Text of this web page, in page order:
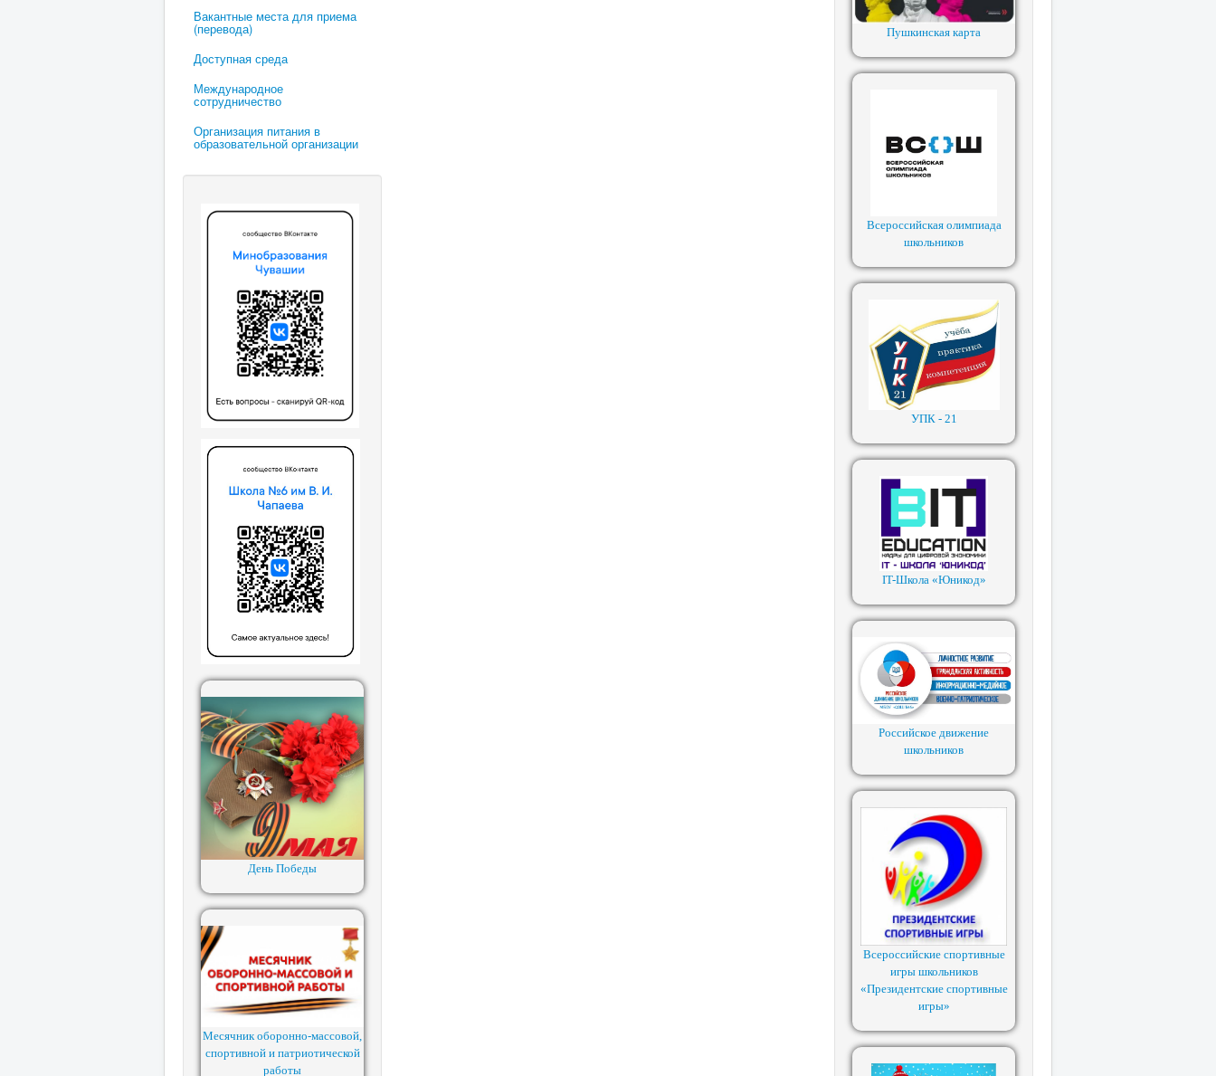
Вакантные места для приема
(перевода)
Доступная среда
Международное
сотрудничество
Организация питания в
образовательной организации
День Победы
Месячник оборонно-массовой,
спортивной и патриотической
работы
Пушкинская карта
Всероссийская олимпиада
школьников
УПК - 21
IT-Школа «Юникод»
Российское движение
школьников
Всероссийские спортивные
игры школьников
«Президентские спортивные
игры»